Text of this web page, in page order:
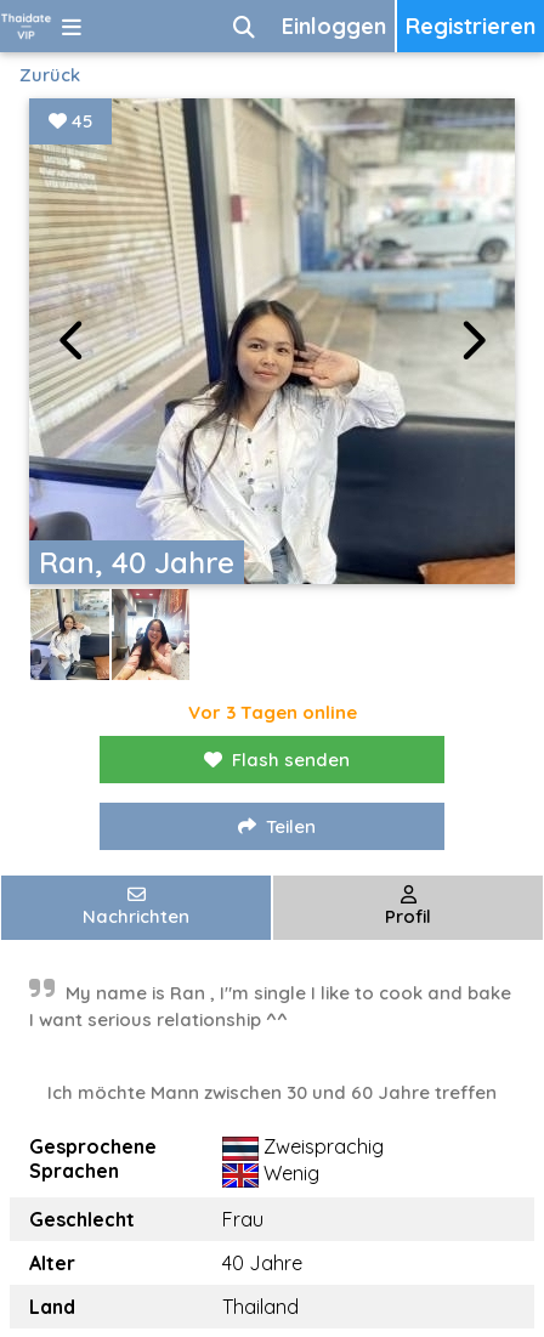
Registrieren
Einloggen
Zurück
Ran, 40 Jahre
45
Vor 3 Tagen online
Flash senden
Teilen
Nachrichten Profil
My name is Ran , I"m single I like to cook and bake
I want serious relationship ^^
Ich möchte Mann zwischen 30 und 60 Jahre treffen
Gesprochene
Sprachen
Zweisprachig
Wenig
Geschlecht
Frau
Alter
40 Jahre
Land
Thailand